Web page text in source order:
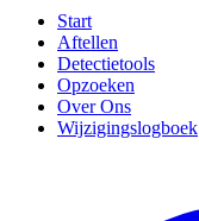
Start
Aftellen
Detectietools
Opzoeken
Over Ons
Wijzigingslogboek